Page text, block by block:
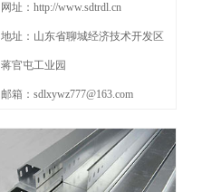
网址：http://www.sdtrdl.cn
地址：山东省聊城经济技术开发区
蒋官屯工业园
邮箱：sdlxywz777@163.com